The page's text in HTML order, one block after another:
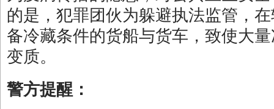
的是，犯罪团伙为躲避执法监管，
备冷藏条件的货船与货车，致使大
变质。
警方提醒：